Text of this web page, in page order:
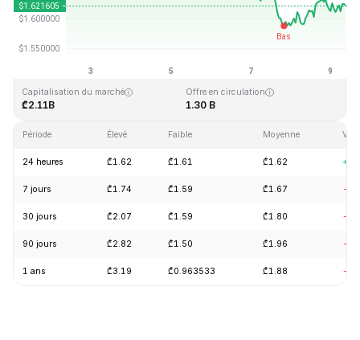
Plus haut niveau historique
Capitalisation du marché
₾2.11B
Offre en circulation
1.30 B
Période Élevé Faible Moyenne
24 heures ₾1.62 ₾1.61 ₾1.62
7 jours ₾1.74 ₾1.59 ₾1.67 -
30 jours ₾2.07 ₾1.59 ₾1.80 -
90 jours ₾2.82 ₾1.50 ₾1.96 -
1 ans ₾3.19 ₾0.963533 ₾1.88 -